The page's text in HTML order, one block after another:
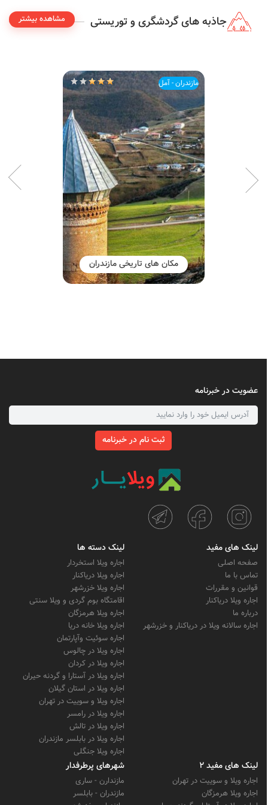
جاذبه های گردشگری و توریستی مشاهده بیشتر
مازندران - آمل
مکان های تاریخی مازندران
عضویت در خبرنامه
ثبت نام در خبرنامه
لینک های مفید
صفحه اصلی
تماس با ما
قوانین و مقررات
اجاره ویلا دریاکنار
درباره ما
اجاره سالانه ویلا در دریاکنار و خزرشهر
لینک دسته ها
اجاره ویلا استخردار
اجاره ویلا دریاکنار
اجاره ویلا خزرشهر
اقامتگاه بوم گردی و ویلا سنتی
اجاره ویلا هرمزگان
اجاره ویلا خانه دریا
اجاره سوئیت وآپارتمان
اجاره ویلا در چالوس
اجاره ویلا در کردان
اجاره ویلا در آستارا و گردنه حیران
اجاره ویلا در استان گیلان
اجاره ویلا و سوییت در تهران
اجاره ویلا در رامسر
اجاره ویلا در تالش
اجاره ویلا در بابلسر مازندران
اجاره ویلا جنگلی
لینک های مفید 2
اجاره ویلا و سوییت در تهران
اجاره ویلا هرمزگان
شهرهای پرطرفدار
مازندارن - ساری
مازندران - بابلسر